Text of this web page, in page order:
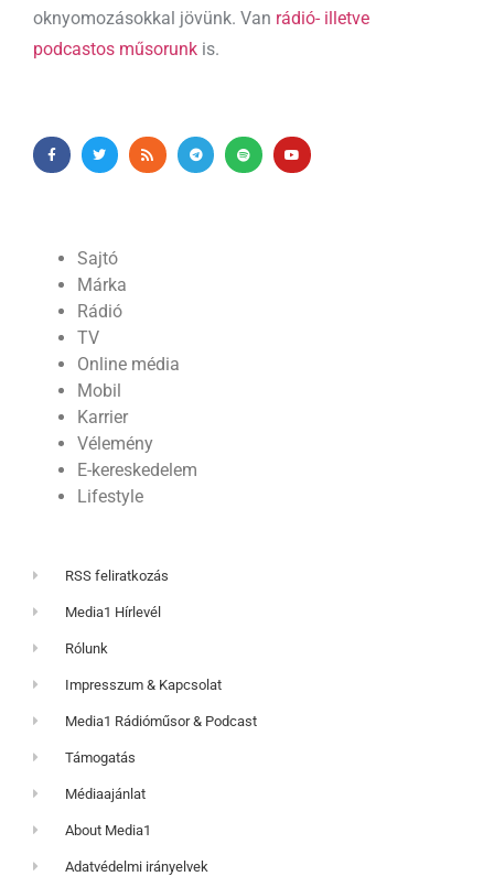
oknyomozásokkal jövünk. Van rádió- illetve
podcastos műsorunk is.
Sajtó
Márka
Rádió
TV
Online média
Mobil
Karrier
Vélemény
E-kereskedelem
Lifestyle
RSS feliratkozás
Media1 Hírlevél
Rólunk
Impresszum & Kapcsolat
Media1 Rádióműsor & Podcast
Támogatás
Médiaajánlat
About Media1
Adatvédelmi irányelvek